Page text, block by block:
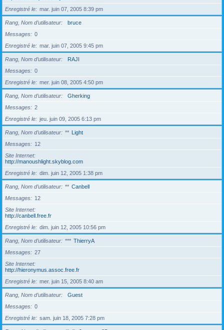
Enregistré le
mar. juin 07, 2005 8:39 pm
Rang, Nom d’utilisateur
bruce
Messages
0
Enregistré le
mar. juin 07, 2005 9:45 pm
Rang, Nom d’utilisateur
RAJI
Messages
0
Enregistré le
mer. juin 08, 2005 4:50 pm
Rang, Nom d’utilisateur
Gherking
Messages
2
Enregistré le
jeu. juin 09, 2005 6:13 pm
Rang, Nom d’utilisateur ** Light
Messages
12
Site Internet
http://manoushlight.skyblog.com
Enregistré le
dim. juin 12, 2005 1:38 pm
Rang, Nom d’utilisateur ** Canbell
Messages
12
Site Internet
http://canbell.free.fr
Enregistré le
dim. juin 12, 2005 10:56 pm
Rang, Nom d’utilisateur *** ThierryA
Messages
27
Site Internet
http://hieronymus.assoc.free.fr
Enregistré le
mer. juin 15, 2005 8:40 am
Rang, Nom d’utilisateur
Guest
Messages
0
Enregistré le
sam. juin 18, 2005 7:28 pm